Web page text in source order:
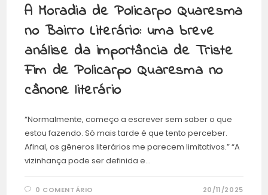
A Moradia de Policarpo Quaresma
no Bairro Literário: uma breve
análise da importância de Triste
Fim de Policarpo Quaresma no
cânone literário
“Normalmente, começo a escrever sem saber o que
estou fazendo. Só mais tarde é que tento perceber.
Afinal, os gêneros literários me parecem limitativos.” “A
vizinhança pode ser definida e…
0 COMENTÁRIO 20/11/2025